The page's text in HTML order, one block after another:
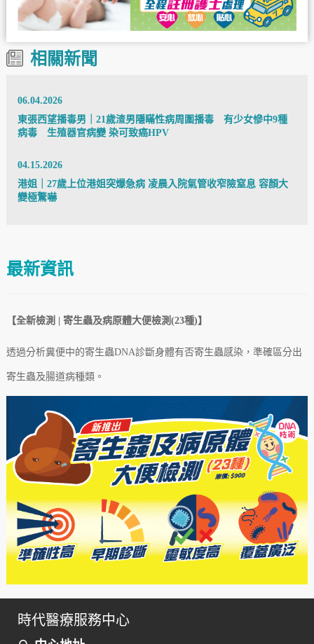
相關新聞
06.04.2026
東張西望播毒男｜21歲渣男隱瞞性病周圍播毒 有少女慘中9種
病毒 生殖器官病變 染可致癌HPV
04.15.2026
港姐｜27歲上位港姐突爆急病 凌晨入院氣管收窄險窒息 容顏大
變極驚嚇
最新資訊
【全新檢測 | 寄生蟲及病原體大便檢測(23種)】
透過分析糞便中的寄生蟲DNA診斷身體有否寄生蟲感染，準確區分出
寄生蟲及腸道病種類 。
時代醫療服務中心